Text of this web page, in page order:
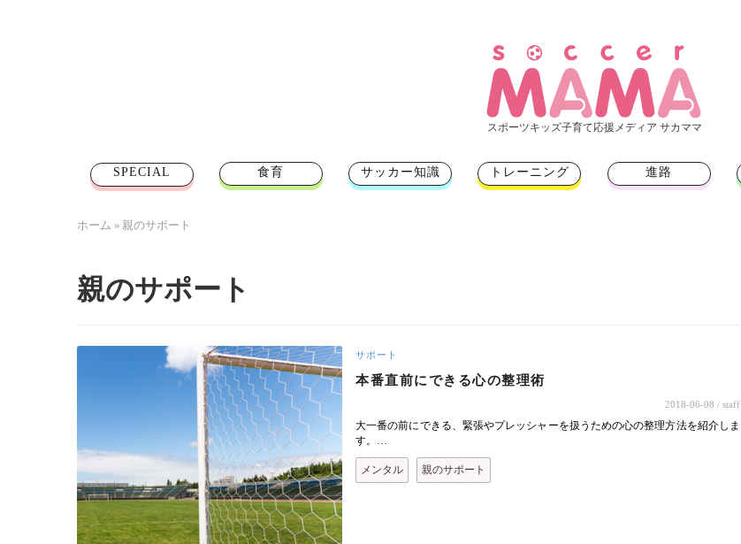
スポーツキッズ子育て応援メディア サカママ
SPECIAL 食育 サッカー知識 トレーニング 進路
ホーム » 親のサポート
親のサポート
サポート
本番直前にできる心の整理術
2018-06-08 / staff
大一番の前にできる、緊張やプレッシャーを扱うための心の整理方法を紹介しま
す。…
メンタル 親のサポート